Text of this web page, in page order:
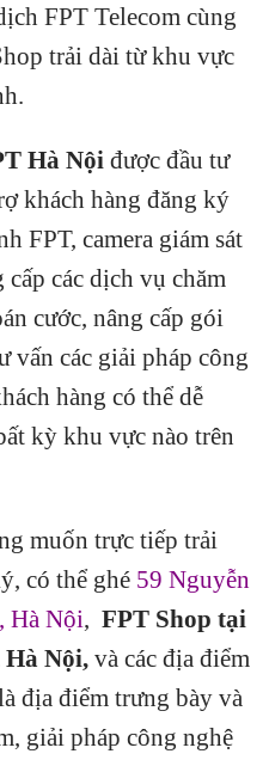
FPT Telecom cùng
trải dài từ khu vực
Hà Nội được đầu tư
khách hàng đăng ký
FPT, camera giám sát
các dịch vụ chăm
cước, nâng cấp gói
vấn các giải pháp công
hàng có thể dễ
kỳ khu vực nào trên
muốn trực tiếp trải
có thể ghé 59 Nguyễn
Hà Nội, FPT Shop tại
Nội, và các địa điểm
địa điểm trưng bày và
giải pháp công nghệ